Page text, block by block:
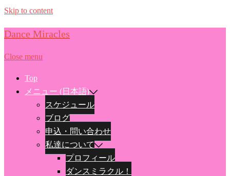
Skip to content
Dance Miracles
Close menu
Top
メニュー (日本語)
スケジュール
ブログ
申込・問い合わせ
私達について
プロフィール
ダンスミラクル！